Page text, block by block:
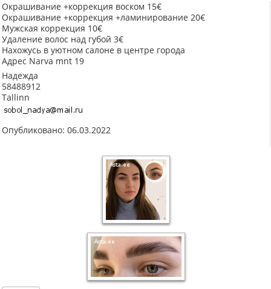
Окрашивание +коррекция воском 15€
Окрашивание +коррекция +ламинирование 20€
Мужская коррекция 10€
Удаление волос над губой 3€
Нахожусь в уютном салоне в центре города
Адрес Narva mnt 19
Надежда
58488912
Tallinn
Опубликовано: 06.03.2022